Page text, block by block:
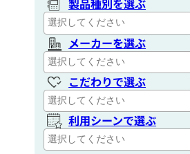
製品種別を選ぶ
メーカーを選ぶ
こだわりで選ぶ
利用シーンで選ぶ